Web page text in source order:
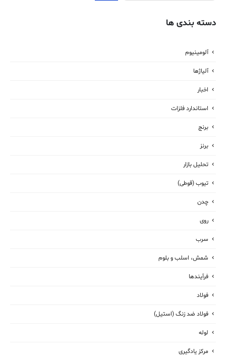
دسته بندی ها
آلومینیوم
آلیاژها
اخبار
استاندارد فلزات
برنج
برنز
تحلیل بازار
تیوب (قوطی)
چدن
روی
سرب
شمش، اسلب و بلوم
فرآیندها
فولاد
فولاد ضد زنگ (استیل)
لوله
مرکز یادگیری